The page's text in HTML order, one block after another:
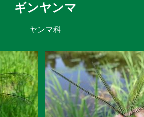
ギンヤンマ
ヤンマ科